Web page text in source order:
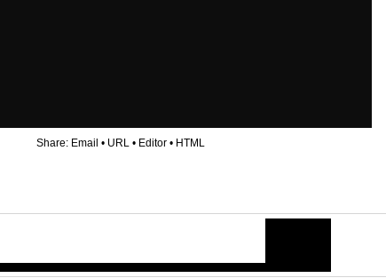
Share: Email • URL • Editor • HTML